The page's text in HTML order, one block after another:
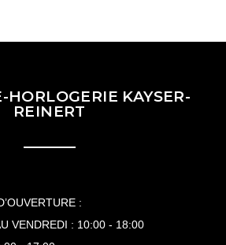
HORLOGERIE KAYSER-
REINERT
:
VENDREDI : 10:00 - 18:00